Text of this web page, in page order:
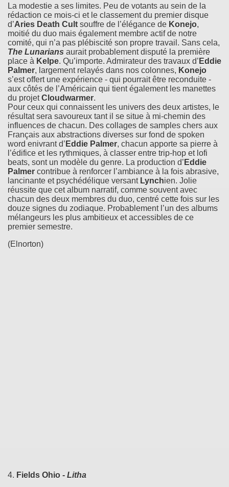
La modestie a ses limites. Peu de votants au sein de la
rédaction ce mois-ci et le classement du premier disque
d’Aries Death Cult souffre de l’élégance de Konejo,
moitié du duo mais également membre actif de notre
comité, qui n’a pas plébiscité son propre travail. Sans cela,
The Lunarians aurait probablement disputé la première
place à Kelpe. Qu’importe. Admirateur des travaux d’ Eddie
Palmer, largement relayés dans nos colonnes, Konejo
s’est offert une expérience - qui pourrait être reconduite -
aux côtés de l’Américain qui tient également les manettes
du projetCloudwarmer.
Pour ceux qui connaissent les univers des deux artistes, le
résultat sera savoureux tant il se situe à mi-chemin des
influences de chacun. Des collages de samples chers aux
Français aux abstractions diverses sur fond de spoken
word enivrant d’ Eddie Palmer, chacun apporte sa pierre à
l’édifice et les rythmiques, à classer entre trip-hop et lofi
beats, sont un modèle du genre. La production d’ Eddie
Palmer contribue à renforcer l’ambiance à la fois abrasive,
lancinante et psychédélique versant Lynchien. Jolie
réussite que cet album narratif, comme souvent avec
chacun des deux membres du duo, centré cette fois sur les
douze signes du zodiaque. Probablement l’un des albums
mélangeurs les plus ambitieux et accessibles de ce
premier semestre.
(Elnorton)
4. Fields Ohio - Litha